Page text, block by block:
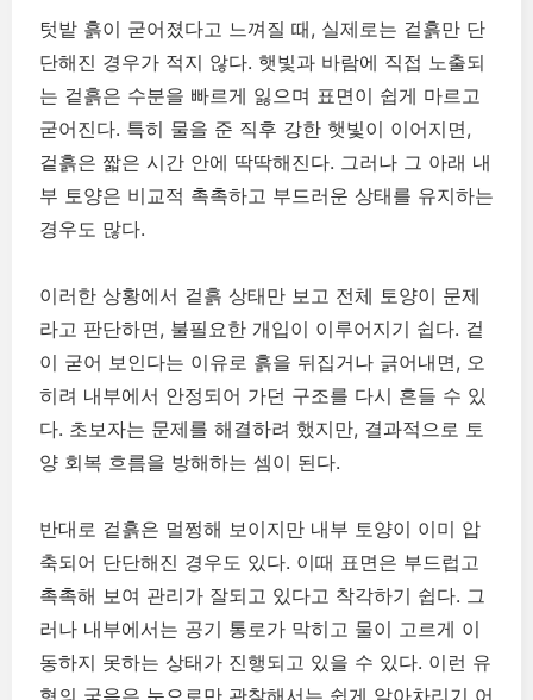
텃밭 흙이 굳어졌다고 느껴질 때, 실제로는 겉흙만 단
단해진 경우가 적지 않다. 햇빛과 바람에 직접 노출되
는 겉흙은 수분을 빠르게 잃으며 표면이 쉽게 마르고
굳어진다. 특히 물을 준 직후 강한 햇빛이 이어지면,
겉흙은 짧은 시간 안에 딱딱해진다. 그러나 그 아래 내
부 토양은 비교적 촉촉하고 부드러운 상태를 유지하는
경우도 많다.
이러한 상황에서 겉흙 상태만 보고 전체 토양이 문제
라고 판단하면, 불필요한 개입이 이루어지기 쉽다. 겉
이 굳어 보인다는 이유로 흙을 뒤집거나 긁어내면, 오
히려 내부에서 안정되어 가던 구조를 다시 흔들 수 있
다. 초보자는 문제를 해결하려 했지만, 결과적으로 토
양 회복 흐름을 방해하는 셈이 된다.
반대로 겉흙은 멀쩡해 보이지만 내부 토양이 이미 압
축되어 단단해진 경우도 있다. 이때 표면은 부드럽고
촉촉해 보여 관리가 잘되고 있다고 착각하기 쉽다. 그
러나 내부에서는 공기 통로가 막히고 물이 고르게 이
동하지 못하는 상태가 진행되고 있을 수 있다. 이런 유
형의 굳음은 눈으로만 관찰해서는 쉽게 알아차리기 어